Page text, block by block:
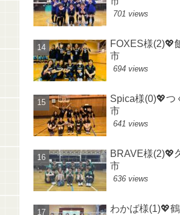
701 views
FOXES様(2)💖
市
694 views
Spica様(0)💖つ
市
641 views
BRAVE様(2)💖
市
636 views
わかば様(1)💖